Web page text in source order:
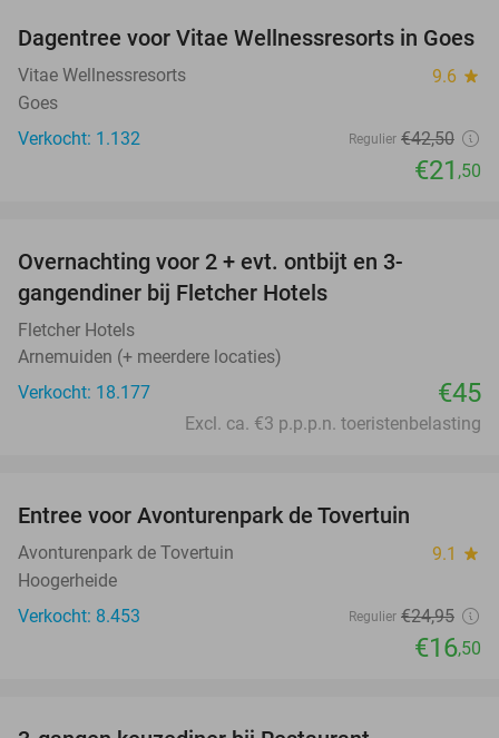
49%
Dagentree voor Vitae Wellnessresorts in Goes
Vitae Wellnessresorts 9.6 star
Goes
Verkocht: 1.132
Regulier €42,50
€21 ,50
Overnachting voor 2 + evt. ontbijt en 3-
gangendiner bij Fletcher Hotels
Fletcher Hotels
Arnemuiden (+ meerdere locaties)
Verkocht: 18.177
€45
Excl. ca. €3 p.p.p.n. toeristenbelasting
Entree voor Avonturenpark de Tovertuin
Avonturenpark de Tovertuin 9.1 star
Hoogerheide
Verkocht: 8.453
Regulier €24,95
€16,50